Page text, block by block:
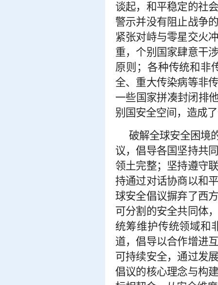
谈起，和平稳定的社
警示并没有阻止战争
紧张对峙与零星交火
重，个别国家肆意干
原则；各种传统和非
全、重大传染病等非
一些国家拼凑封闭排
别国安全空间，造成
破解全球安全困境
议，倡导各国坚持共
领土完整；坚持遵守
持通过对话协商以和
球安全倡议摒弃了西
可分割的安全共同体
统筹维护传统领域和
道，倡导以合作增进
可持续安全，通过发
倡议的核心理念与构